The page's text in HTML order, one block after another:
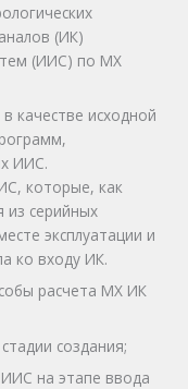
(ИК)
(ИИС) по MX
качестве исходной
ИИС.
которые, как
из серийных
эксплуатации и
ко входу ИК.
расчета МХ ИК
создания;
на этапе ввода